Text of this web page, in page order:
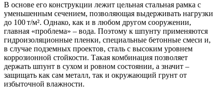
В основе его конструкции лежит цельная стальная рамка с
уменьшенным сечением, позволяющая выдерживать нагрузки
до 100 т/м². Однако, как и в любом другом сооружении,
главная «проблема» – вода. Поэтому к шпунту применяются
гидроизоляционные пленки, специальные бетонные смеси и,
в случае подземных проектов, сталь с высоким уровнем
коррозионной стойкости. Такая комбинация позволяет
держать шпунт в сухом и ровном состоянии, а значит –
защищать как сам металл, так и окружающий грунт от
избыточной влажности.